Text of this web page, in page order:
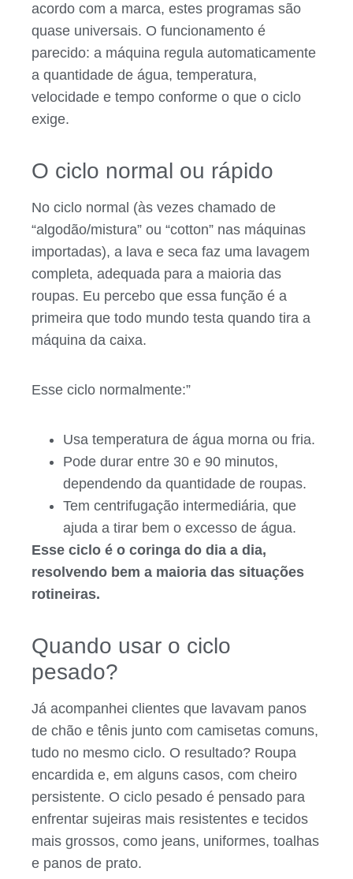
acordo com a marca, estes programas são
quase universais. O funcionamento é
parecido: a máquina regula automaticamente
a quantidade de água, temperatura,
velocidade e tempo conforme o que o ciclo
exige.
O ciclo normal ou rápido
No ciclo normal (às vezes chamado de
“algodão/mistura” ou “cotton” nas máquinas
importadas), a lava e seca faz uma lavagem
completa, adequada para a maioria das
roupas. Eu percebo que essa função é a
primeira que todo mundo testa quando tira a
máquina da caixa.
Esse ciclo normalmente:”
Usa temperatura de água morna ou fria.
Pode durar entre 30 e 90 minutos,
dependendo da quantidade de roupas.
Tem centrifugação intermediária, que
ajuda a tirar bem o excesso de água.
Esse ciclo é o coringa do dia a dia,
resolvendo bem a maioria das situações
rotineiras.
Quando usar o ciclo
pesado?
Já acompanhei clientes que lavavam panos
de chão e tênis junto com camisetas comuns,
tudo no mesmo ciclo. O resultado? Roupa
encardida e, em alguns casos, com cheiro
persistente. O ciclo pesado é pensado para
enfrentar sujeiras mais resistentes e tecidos
mais grossos, como jeans, uniformes, toalhas
e panos de prato.